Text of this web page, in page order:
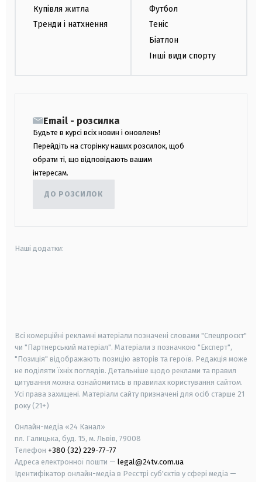
Купівля житла
Тренди і натхнення
Футбол
Теніс
Біатлон
Інші види спорту
Email - розсилка
Будьте в курсі всіх новин і оновлень!
Перейдіть на сторінку наших розсилок, щоб
обрати ті, що відповідають вашим
інтересам.
ДО РОЗСИЛОК
Наші додатки:
Всі комерційні рекламні матеріали позначені словами "Спецпроєкт"
чи "Партнерський матеріал". Матеріали з позначкою "Експерт",
"Позиція" відображають позицію авторів та героїв. Редакція може
не поділяти їхніх поглядів. Детальніше щодо реклами та правил
цитування можна ознайомитись в правилах користування сайтом.
Усі права захищені. Матеріали сайту призначені для осіб старше 21
року (21+)
Онлайн-медіа «24 Канал»
пл. Галицька, буд. 15, м. Львів, 79008
Телефон +380 (32) 229-77-77
Адреса електронної пошти — legal@24tv.com.ua
Ідентифікатор онлайн-медіа в Реєстрі суб'єктів у сфері медіа —